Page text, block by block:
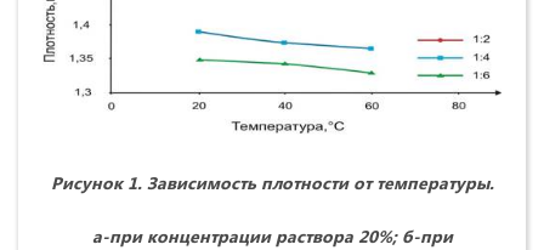
Рисунок 1. Зависимость плотности от температуры.
а-при концентрации раствора 20%; б-при